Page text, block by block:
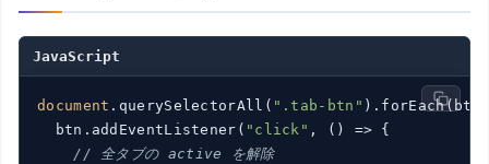
JavaScript
document .querySelectorAll( ".tab-btn" ).forEach( btn
  btn.addEventListener(
"click" , () => {
// 全タブの active を解除